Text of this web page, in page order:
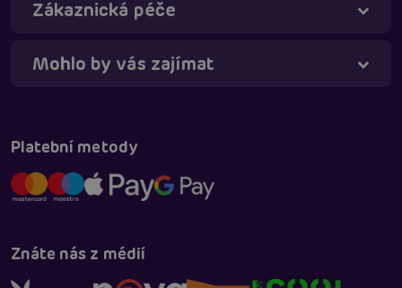
Zákaznická péče
Mohlo by vás zajímat
Platební metody
Znáte nás z médií